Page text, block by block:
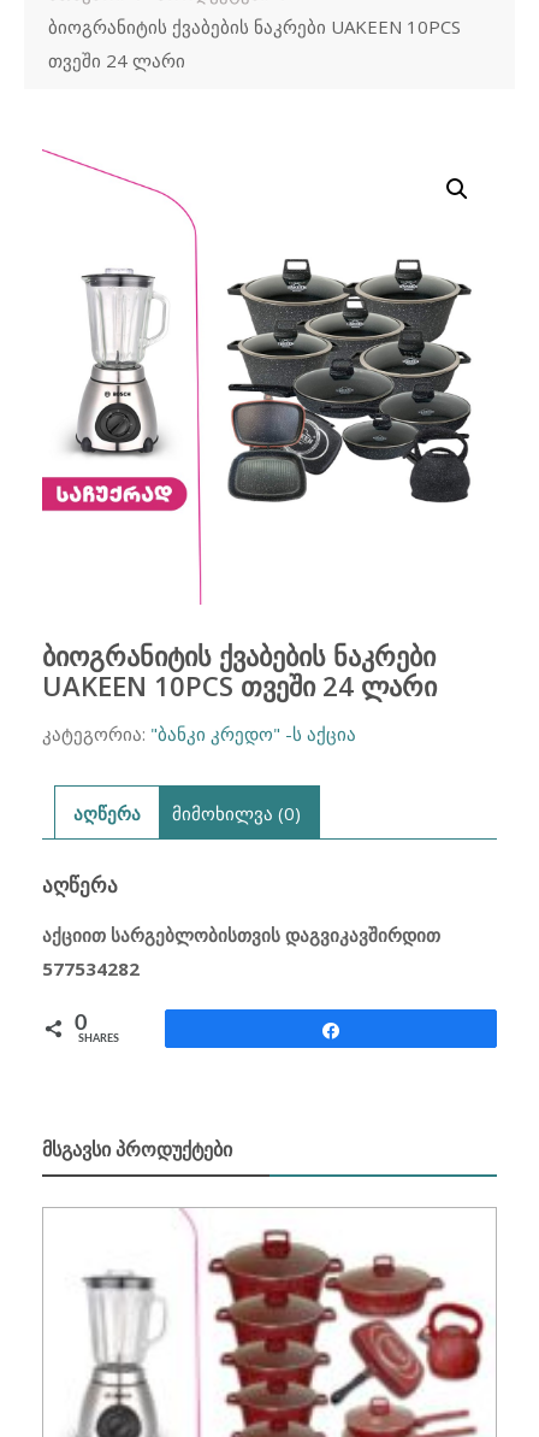
ბიოგრანიტის ქვაბების ნაკრები UAKEEN 10PCS
თვეში 24 ლარი
ბიოგრანიტის ქვაბების ნაკრები
UAKEEN 10PCS თვეში 24 ლარი
კატეგორია: "ბანკი კრედო" -ს აქცია
აღწერა მიმოხილვა (0)
ᲐᲦᲬᲔᲠᲐ
აქციით სარგებლობისთვის დაგვიკავშირდით
577534282
0
SHARES
ᲛᲡᲒᲐᲕᲡᲘ ᲞᲠᲝᲓᲣᲥᲢᲔᲑᲘ